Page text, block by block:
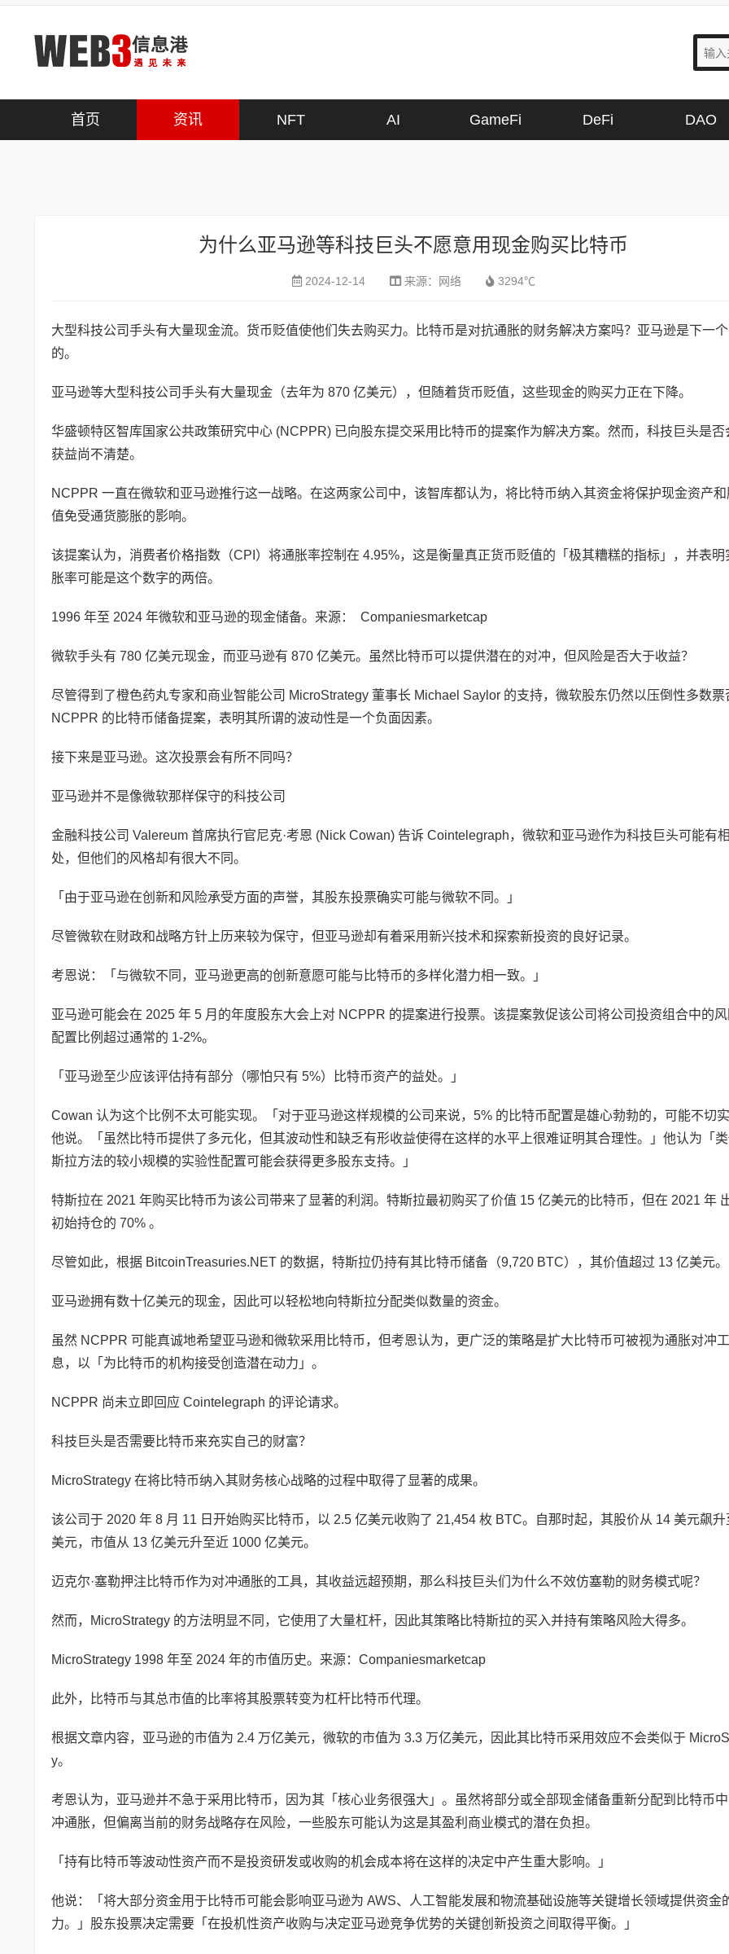
首页 资讯 NFT AI GameFi DeFi DAO
为什么亚马逊等科技巨头不愿意用现金购买比特币
2024-12-14 来源： 网络 3294℃
大型科技公司手头有大量现金流。货币贬值使他们失去购买力。比特币是对抗通胀的财务解决方案吗？亚马逊是下一
的。
亚马逊等大型科技公司手头有大量现金（去年为 870 亿美元），但随着货币贬值，这些现金的购买力正在下降。
华盛顿特区智库国家公共政策研究中心 (NCPPR) 已向股东提交采用比特币的提案作为解决方案。然而，科技巨头是否
获益尚不清楚。
NCPPR 一直在微软和亚马逊推行这一战略。在这两家公司中，该智库都认为，将比特币纳入其资金将保护现金资产
值免受通货膨胀的影响。
该提案认为，消费者价格指数（CPI）将通胀率控制在 4.95%，这是衡量真正货币贬值的「极其糟糕的指标」，并表明
胀率可能是这个数字的两倍。
1996 年至 2024 年微软和亚马逊的现金储备。来源： Companiesmarketcap
微软手头有 780 亿美元现金，而亚马逊有 870 亿美元。虽然比特币可以提供潜在的对冲，但风险是否大于收益？
尽管得到了橙色药丸专家和商业智能公司 MicroStrategy 董事长 Michael Saylor 的支持，微软股东仍然以压倒性多数票
NCPPR 的比特币储备提案，表明其所谓的波动性是一个负面因素。
接下来是亚马逊。这次投票会有所不同吗？
亚马逊并不是像微软那样保守的科技公司
金融科技公司 Valereum 首席执行官尼克·考恩 (Nick Cowan) 告诉 Cointelegraph，微软和亚马逊作为科技巨头可能有
处，但他们的风格却有很大不同。
「由于亚马逊在创新和风险承受方面的声誉，其股东投票确实可能与微软不同。」
尽管微软在财政和战略方针上历来较为保守，但亚马逊却有着采用新兴技术和探索新投资的良好记录。
考恩说：「与微软不同，亚马逊更高的创新意愿可能与比特币的多样化潜力相一致。」
亚马逊可能会在 2025 年 5 月的年度股东大会上对 NCPPR 的提案进行投票。该提案敦促该公司将公司投资组合中的
配置比例超过通常的 1-2%。
「亚马逊至少应该评估持有部分（哪怕只有 5%）比特币资产的益处。」
Cowan 认为这个比例不太可能实现。「对于亚马逊这样规模的公司来说，5% 的比特币配置是雄心勃勃的，可能不切实
他说。「虽然比特币提供了多元化，但其波动性和缺乏有形收益使得在这样的水平上很难证明其合理性。」他认为「
斯拉方法的较小规模的实验性配置可能会获得更多股东支持。」
特斯拉在 2021 年购买比特币为该公司带来了显著的利润。特斯拉最初购买了价值 15 亿美元的比特币，但在 2021 年
初始持仓的 70% 。
尽管如此，根据 BitcoinTreasuries.NET 的数据，特斯拉仍持有其比特币储备（9,720 BTC），其价值超过 13 亿美元。
亚马逊拥有数十亿美元的现金，因此可以轻松地向特斯拉分配类似数量的资金。
虽然 NCPPR 可能真诚地希望亚马逊和微软采用比特币，但考恩认为，更广泛的策略是扩大比特币可被视为通胀对冲
息，以「为比特币的机构接受创造潜在动力」。
NCPPR 尚未立即回应 Cointelegraph 的评论请求。
科技巨头是否需要比特币来充实自己的财富？
MicroStrategy 在将比特币纳入其财务核心战略的过程中取得了显著的成果。
该公司于 2020 年 8 月 11 日开始购买比特币，以 2.5 亿美元收购了 21,454 枚 BTC。自那时起，其股价从 14 美元飙升
美元，市值从 13 亿美元升至近 1000 亿美元。
迈克尔·塞勒押注比特币作为对冲通胀的工具，其收益远超预期，那么科技巨头们为什么不效仿塞勒的财务模式呢？
然而，MicroStrategy 的方法明显不同，它使用了大量杠杆，因此其策略比特斯拉的买入并持有策略风险大得多。
MicroStrategy 1998 年至 2024 年的市值历史。来源：Companiesmarketcap
此外，比特币与其总市值的比率将其股票转变为杠杆比特币代理。
根据文章内容，亚马逊的市值为 2.4 万亿美元，微软的市值为 3.3 万亿美元，因此其比特币采用效应不会类似于
y。
考恩认为，亚马逊并不急于采用比特币，因为其「核心业务很强大」。虽然将部分或全部现金储备重新分配到比特币
冲通胀，但偏离当前的财务战略存在风险，一些股东可能认为这是其盈利商业模式的潜在负担。
「持有比特币等波动性资产而不是投资研发或收购的机会成本将在这样的决定中产生重大影响。」
他说：「将大部分资金用于比特币可能会影响亚马逊为 AWS、人工智能发展和物流基础设施等关键增长领域提供资金
力。」股东投票决定需要「在投机性资产收购与决定亚马逊竞争优势的关键创新投资之间取得平衡。」